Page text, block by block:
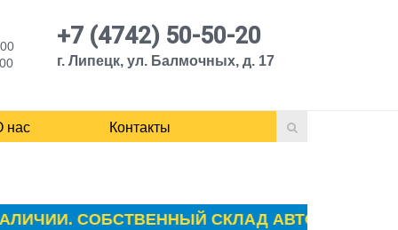
+7 (4742) 50-50-20
г. Липецк, ул. Балмочных, д. 17
нас Контакты
СОБСТВЕННЫЙ СКЛАД АВТОЗАПЧАСТЕЙ